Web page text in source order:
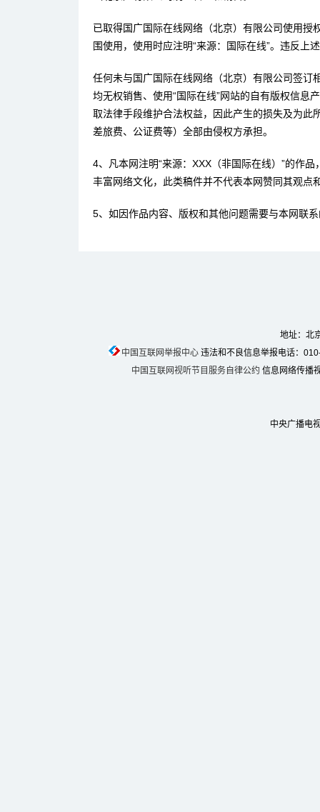
已取得国广国际在线网络（北京）有限公司使用
围使用，使用时应注明“来源：国际在线”。违反上
任何未与国广国际在线网络（北京）有限公司签订
均无权销售、使用“国际在线”网站的自有版权信息
取法律手段维护合法权益，因此产生的损失及为此
差旅费、公证费等）全部由侵权方承担。
4、凡本网注明“来源：XXX（非国际在线）”的作
丰富网络文化，此类稿件并不代表本网赞同其观点
5、如因作品内容、版权和其他问题需要与本网联
地址：北
中国互联网举报中心违法和不良信息举报电话：
中国互联网视听节目服务自律公约 信息网络传播
中央广播电